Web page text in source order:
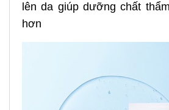
lên da giúp dưỡng chất
hơn